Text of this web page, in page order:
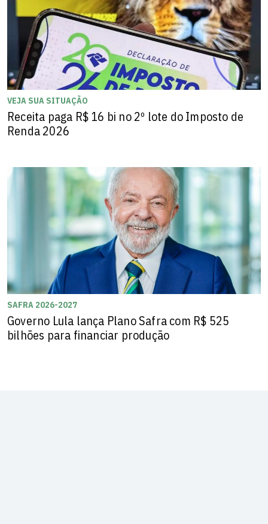
VEJA SUA SITUAÇÃO
Receita paga R$ 16 bi no 2º lote do Imposto de
Renda 2026
SAFRA 2026-2027
Governo Lula lança Plano Safra com R$ 525
bilhões para financiar produção